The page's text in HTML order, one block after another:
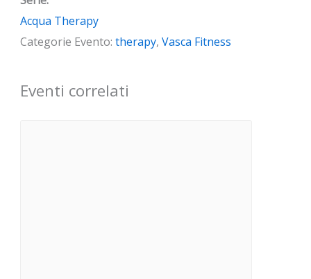
Acqua Therapy
Categorie Evento: therapy, Vasca Fitness
Eventi correlati